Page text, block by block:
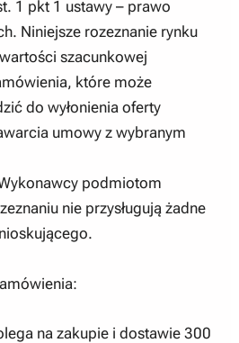
1 pkt 1 ustawy – prawo
Niniejsze rozeznanie rynku
szacunkowej
które może
do wyłonienia oferty
umowy z wybranym
podmiotom
nie przysługują żadne
na zakupie i dostawie 300